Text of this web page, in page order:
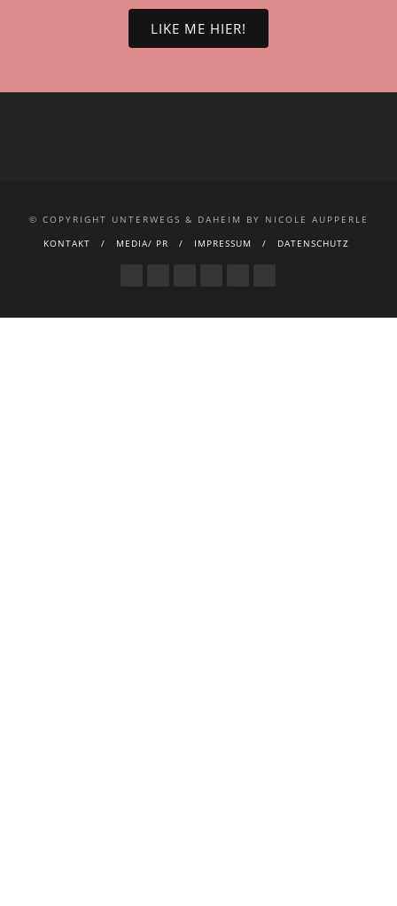
LIKE ME HIER!
© COPYRIGHT UNTERWEGS & DAHEIM BY NICOLE AUPPERLE
KONTAKT
MEDIA/ PR IMPRESSUM DATENSCHUTZ